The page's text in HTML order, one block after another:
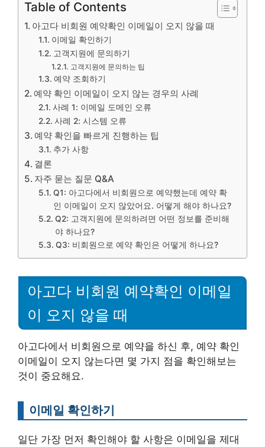
Table of Contents
아고다 비회원 예약확인 이메일이 오지 않을 때
이메일 확인하기
고객지원에 문의하기
고객지원에 문의하는 팁
예약 조회하기
예약 확인 이메일이 오지 않는 경우의 사례
사례 1: 이메일 도메인 오류
사례 2: 시스템 오류
예약 확인을 빠르게 진행하는 팁
추가 사항
결론
자주 묻는 질문 Q&A
Q1: 아고다에서 비회원으로 예약했는데 예약 확
인 이메일이 오지 않았어요. 어떻게 해야 하나요?
Q2: 고객지원에 문의하려면 어떤 정보를 준비해
야 하나요?
Q3: 비회원으로 예약 확인은 어떻게 하나요?
아고다 비회원 예약확인 이메일
이 오지 않을 때
아고다에서 비회원으로 예약을 하신 후, 예약 확인
이메일이 오지 않는다면 몇 가지 점을 확인해보는
것이 중요해요.
이메일 확인하기
일단 가장 먼저 확인해야 할 사항은 이메일을 제대